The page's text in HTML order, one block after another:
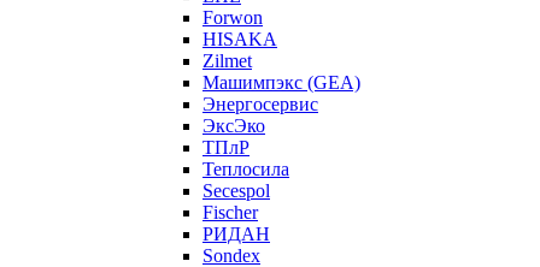
Forwon
HISAKA
Zilmet
Машимпэкс (GEA)
Энергосервис
ЭксЭко
ТПлР
Теплосила
Secespol
Fischer
РИДАН
Sondex